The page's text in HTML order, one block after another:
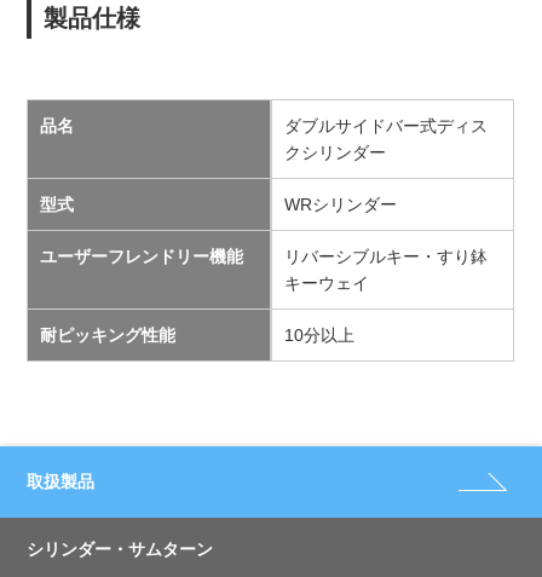
製品仕様
品名
ダブルサイドバー式ディス
クシリンダー
型式 WRシリンダー
ユーザーフレンドリー機能
リバーシブルキー・すり鉢
キーウェイ
耐ピッキング性能 10分以上
取扱製品
シリンダー・サムターン